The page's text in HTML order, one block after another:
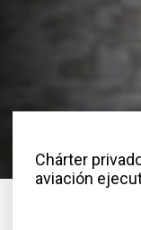
Chárter
aviación